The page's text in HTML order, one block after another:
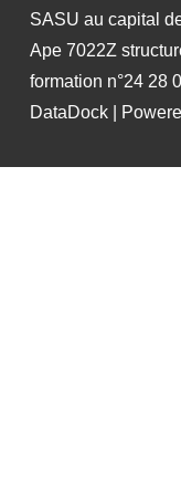
SASU au capital
Ape 7022Z
formation n°24 28
DataDock
|